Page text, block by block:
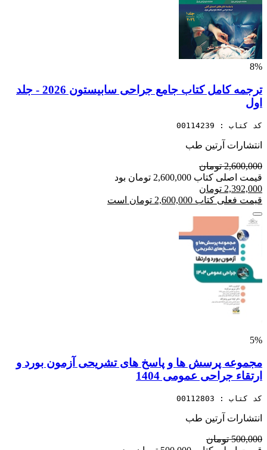
8%
ترجمه کامل کتاب جامع جراحی سابیستون 2026 - جلد
اول
کد کتاب : 00114239
انتشارات آرتین طب
2,600,000 تومان
قیمت اصلی کتاب 2,600,000 تومان بود
2,392,000 تومان
قیمت فعلی کتاب 2,600,000 تومان است
5%
مجموعه پرسش ها و پاسخ های تشریحی آزمون بورد و
ارتقاء جراحی عمومی 1404
کد کتاب : 00112803
انتشارات آرتین طب
500,000 تومان